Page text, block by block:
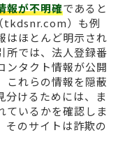
報が不明確であると
tkdsnr.com）も例
はほとんど明示され
所では、法人登録番
ンタクト情報が公開
これらの情報を隠蔽
分けるためには、ま
ているかを確認しま
そのサイトは詐欺の